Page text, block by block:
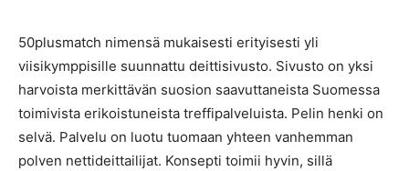
50plusmatch nimensä mukaisesti erityisesti yli
viisikymppisille suunnattu deittisivusto. Sivusto on yksi
harvoista merkittävän suosion saavuttaneista Suomessa
toimivista erikoistuneista treffipalveluista. Pelin henki on
selvä. Palvelu on luotu tuomaan yhteen vanhemman
polven nettideittailijat. Konsepti toimii hyvin, sillä